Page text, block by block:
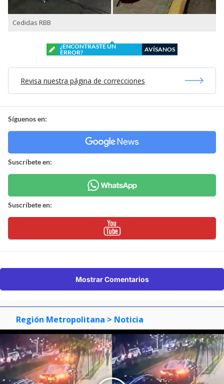
Cedidas RBB
¿ENCONTRASTE UN
ERROR?
AVÍSANOS
Revisa nuestra página de correcciones
Síguenos en:
Suscríbete en:
Suscríbete en:
Mostrar Comentarios
Región Metropolitana > Noticia